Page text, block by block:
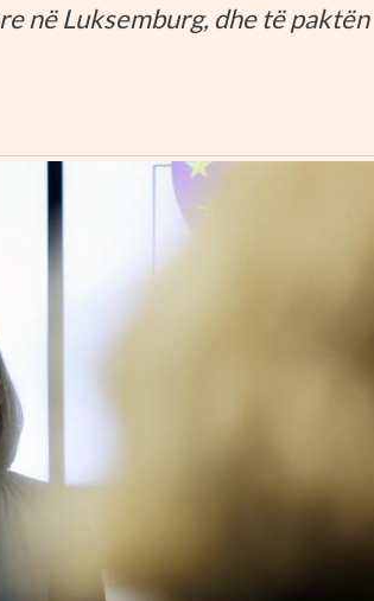
në Luksemburg, dhe të paktën